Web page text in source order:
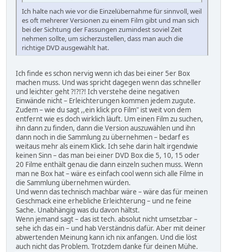
Ich halte nach wie vor die Einzelübernahme für sinnvoll, weil
es oft mehrerer Versionen zu einem Film gibt und man sich
bei der Sichtung der Fassungen zumindest soviel Zeit
nehmen sollte, um sicherzustellen, dass man auch die
richtige DVD ausgewählt hat.
Ich finde es schon nervig wenn ich das bei einer 5er Box
machen muss. Und was spricht dagegen wenn das schneller
und leichter geht ?!?!?! Ich verstehe deine negativen
Einwände nicht – Erleichterungen kommen jedem zugute.
Zudem – wie du sagt ,,ein klick pro Film" ist weit von dem
entfernt wie es doch wirklich läuft. Um einen Film zu suchen,
ihn dann zu finden, dann die Version auszuwählen und ihn
dann noch in die Sammlung zu übernehmen – bedarf es
weitaus mehr als einem Klick. Ich sehe darin halt irgendwie
keinen Sinn – das man bei einer DVD Box die 5, 10, 15 oder
20 Filme enthält genau die dann einzeln suchen muss. Wenn
man ne Box hat – wäre es einfach cool wenn sich alle Filme in
die Sammlung übernehmen würden.
Und wenn das technisch machbar wäre – wäre das für meinen
Geschmack eine erhebliche Erleichterung – und ne feine
Sache. Unabhängig was du davon hältst.
Wenn jemand sagt – das ist tech. absolut nicht umsetzbar –
sehe ich das ein – und hab Verständnis dafür. Aber mit deiner
abwertenden Meinung kann ich nix anfangen. Und die löst
auch nicht das Problem. Trotzdem danke für deinen Mühe.